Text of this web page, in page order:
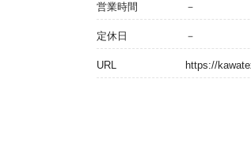
営業時間 －
定休日 －
URL https://